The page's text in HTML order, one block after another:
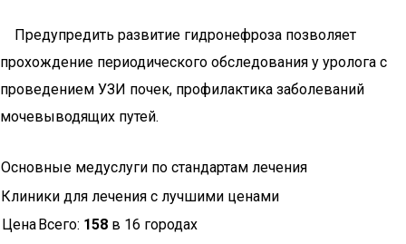
Предупредить развитие гидронефроза позволяет
прохождение периодического обследования у уролога с
проведением УЗИ почек, профилактика заболеваний
мочевыводящих путей.
Основные медуслуги по стандартам лечения
Клиники для лечения с лучшими ценами
ЦенаВсего: 158 в 16 городах